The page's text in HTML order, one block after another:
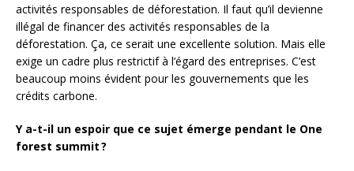
activités responsables de déforestation. Il faut qu’il devienne
illégal de financer des activités responsables de la
déforestation. Ça, ce serait une excellente solution. Mais elle
exige un cadre plus restrictif à l’égard des entreprises. C’est
beaucoup moins évident pour les gouvernements que les
crédits carbone.
Y a-t-il un espoir que ce sujet émerge pendant le One
forest summit?